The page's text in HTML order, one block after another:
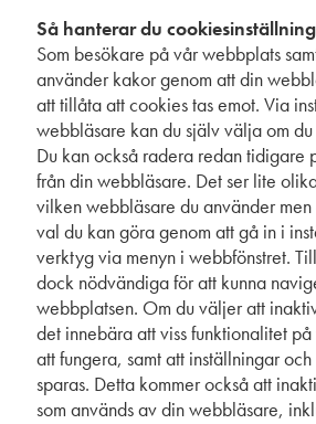
Så hanterar du
Som besökare på vår webbplats
använder kakor genom att din
att tillåta att cookies tas emot. Via
webbläsare kan du själv välja om
Du kan också radera redan tidigare
från din webbläsare. Det ser lite
vilken webbläsare du använder
val du kan göra genom att gå in i
verktyg via menyn i webbfönstret.
dock nödvändiga för att kunna
webbplatsen. Om du väljer att
det innebära att viss funktionalitet
att fungera, samt att inställningar
sparas. Detta kommer också att
som används av din webbläsare,